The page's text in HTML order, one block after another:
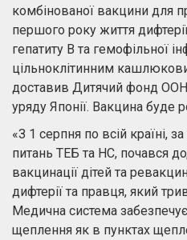
комбінованої вакцини для
першого року життя
гепатиту В та гемофільної
цільноклітинним
доставив Дитячий фонд
уряду Японії. Вакцина буде
«З 1 серпня по всій країні,
питань ТЕБ та НС, почався
вакцинації дітей та
дифтерії та правця, який
Медична система
щеплення як в пунктах